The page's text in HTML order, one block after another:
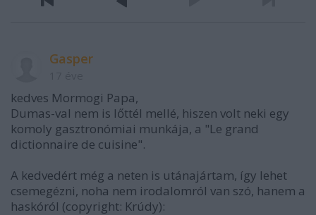
Gasper
kedves Mormogi Papa,
Dumas-val nem is lőttél mellé, hiszen volt neki egy
komoly gasztronómiai munkája, a "Le grand
dictionnaire de cuisine".
A kedvedért még a neten is utánajártam, így lehet
csemegézni, noha nem irodalomról van szó, hanem a
haskóról (copyright: Krúdy):